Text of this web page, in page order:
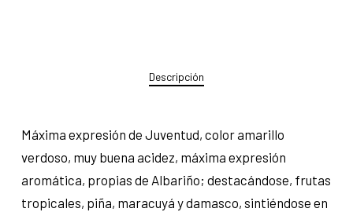
Descripción
Máxima expresión de Juventud, color amarillo
verdoso, muy buena acidez, máxima expresión
aromática, propias de Albariño; destacándose, frutas
tropicales, piña, maracuyá y damasco, sintiéndose en